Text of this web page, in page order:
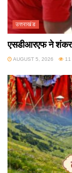
उत्तराखंड
एसडीआरएफ ने
AUGUST 5, 2026 11